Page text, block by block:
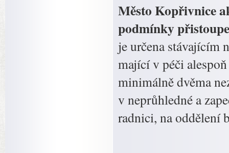
Město Kopřivnice
podmínky
je určena stávajícím
mající v péči
minimálně dvěma
v neprůhledné a
radnici, na oddělení